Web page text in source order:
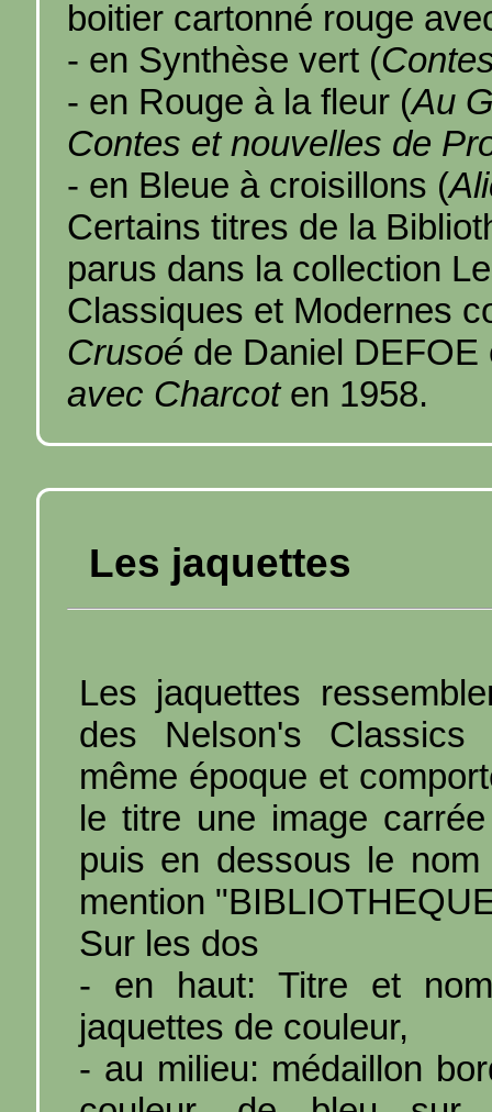
boitier cartonné rouge
- en Synthèse vert (
- en Rouge à la fleur (Au
Contes et nouvelles de
- en Bleue à croisillons (
Certains titres de la
parus dans la collection
Classiques et Modernes
Crusoé de Daniel
avec Charcoten 1958.
Les jaquettes
Les jaquettes
des Nelson's
même époque et
le titre une image
puis en dessous le
mention
Sur les dos
- en haut: Titre et
jaquettes de couleur,
- au milieu: médaillon